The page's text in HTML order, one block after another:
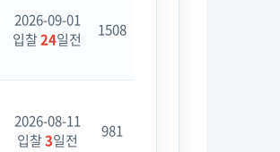
2026-09-01
입찰24일전 1508
2026-08-11
입찰3일전 981